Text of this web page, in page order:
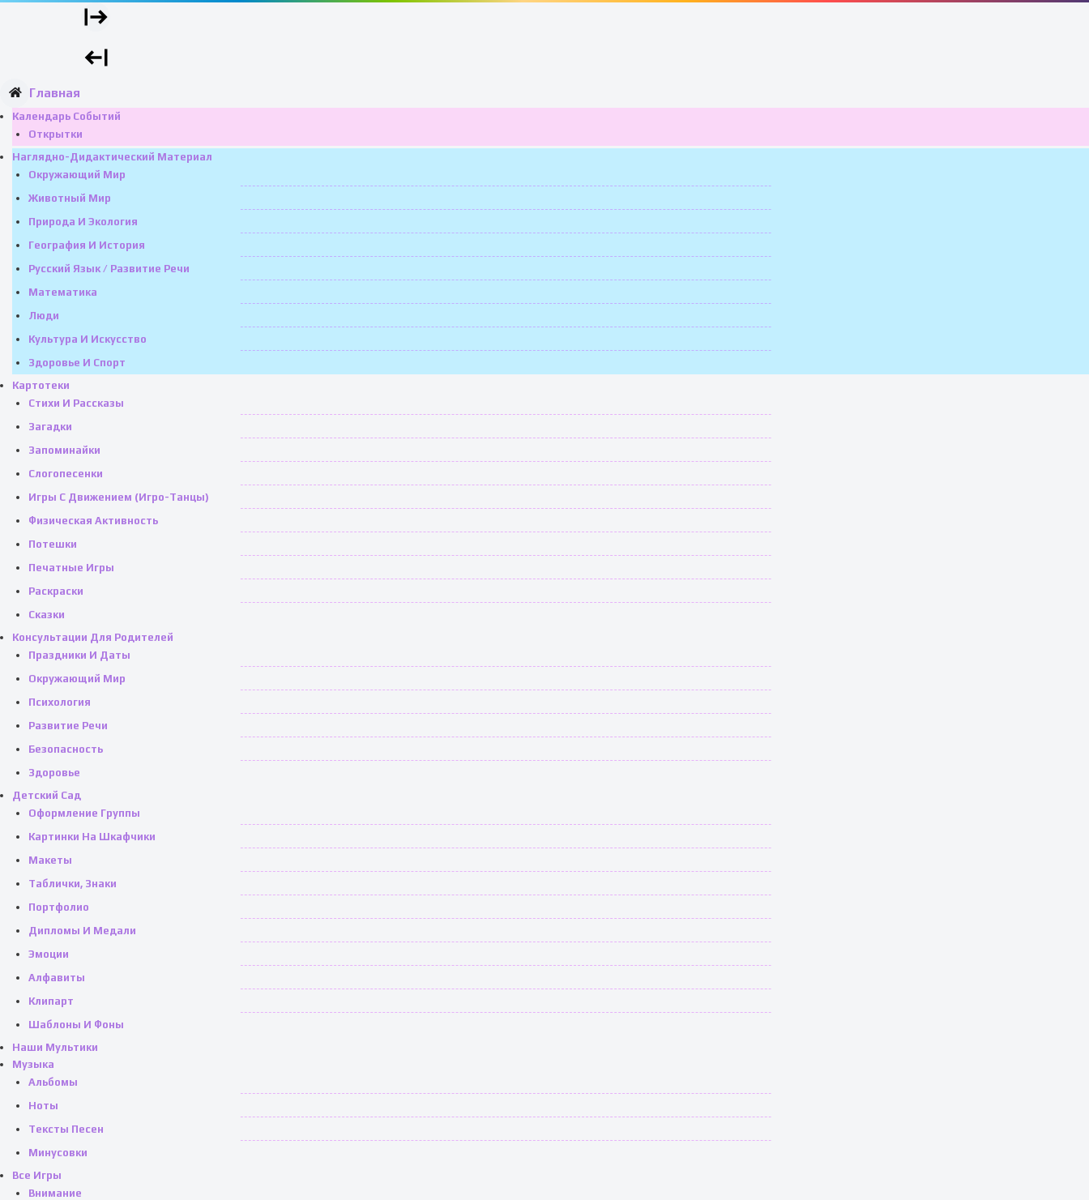
Главная
Календарь Событий
Открытки
Наглядно-Дидактический Материал
Окружающий Мир
Животный Мир
Природа И Экология
География И История
Русский Язык / Развитие Речи
Математика
Люди
Культура И Искусство
Здоровье И Спорт
Картотеки
Стихи И Рассказы
Загадки
Запоминайки
Слогопесенки
Игры С Движением (игро-Танцы)
Физическая Активность
Потешки
Печатные Игры
Раскраски
Сказки
Консультации Для Родителей
Праздники И Даты
Окружающий Мир
Психология
Развитие Речи
Безопасность
Здоровье
Детский Сад
Оформление Группы
Картинки На Шкафчики
Макеты
Таблички, Знаки
Портфолио
Дипломы И Медали
Эмоции
Алфавиты
Клипарт
Шаблоны И Фоны
Наши Мультики
Музыка
Альбомы
Ноты
Тексты Песен
Минусовки
Все Игры
Внимание